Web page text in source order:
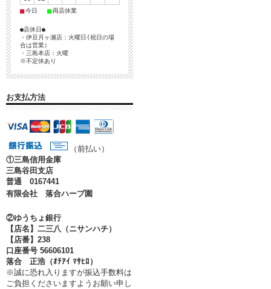
■今日 ■両店休業
●店休日●
・伊豆月ヶ瀬店：火曜日(祝日の場
合は営業）
・三島本店：火曜
※不定休あり
お支払方法
（前払い）
①三島信用金庫
三島谷田支店
普通 0167441
有限会社 落合ハーブ園
②ゆうちょ銀行
【店名】二三八（ニサンハチ）
【店番】238
口座番号 56606101
落合 正浩（ｵﾁｱｲ ﾏｻﾋﾛ）
※誠に恐れ入りますが振込手数料は
ご負担くださいますようお願い申し